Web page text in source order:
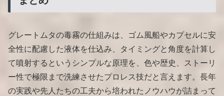
グレートムタの毒霧の仕組みは、ゴム風船やカプセルに安
全性に配慮した液体を仕込み、タイミングと角度を計算し
て噴射するというシンプルな原理を、色や歴史、ストーリ
ー性で極限まで洗練させたプロレス技だと言えます。長年
の実践や先人たちの工夫から培われたノウハウが詰まって